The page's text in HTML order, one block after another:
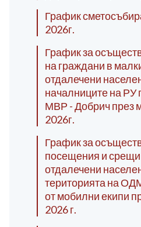
График
2026г.
График за
на граждани в
отдалечени
началниците на РУ
МВР - Добрич през
2026г.
График за
посещения и срещи
отдалечени
територията на
от мобилни екипи
2026 г.